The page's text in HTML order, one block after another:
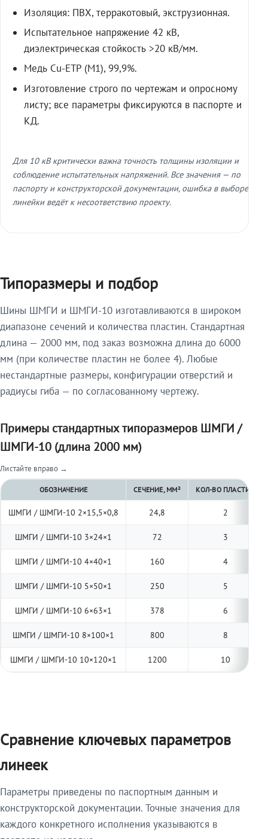
Изоляция: ПВХ, терракотовый, экструзионная.
Испытательное напряжение 42 кВ,
диэлектрическая стойкость >20 кВ/мм.
Медь Cu-ETP (M1), 99,9%.
Изготовление строго по чертежам и опросному
листу; все параметры фиксируются в паспорте и
КД.
Для 10 кВ критически важна точность толщины изоляции и
соблюдение испытательных напряжений. Все значения — по
паспорту и конструкторской документации, ошибка в выборе
линейки ведёт к несоответствию проекту.
Типоразмеры и подбор
Шины ШМГИ и ШМГИ-10 изготавливаются в широком
диапазоне сечений и количества пластин. Стандартная
длина — 2000 мм, под заказ возможна длина до 6000
мм (при количестве пластин не более 4). Любые
нестандартные размеры, конфигурации отверстий и
радиусы гиба — по согласованному чертежу.
Примеры стандартных типоразмеров ШМГИ /
ШМГИ-10 (длина 2000 мм)
Листайте вправо →
ОБОЗНАЧЕНИЕ СЕЧЕНИЕ, ММ² КОЛ-ВО ПЛАСТИН
ШМГИ / ШМГИ-10 2×15,5×0,8 24,8 2
ШМГИ / ШМГИ-10 3×24×1 72 3
ШМГИ / ШМГИ-10 4×40×1 160 4
ШМГИ / ШМГИ-10 5×50×1 250 5
ШМГИ / ШМГИ-10 6×63×1 378 6
ШМГИ / ШМГИ-10 8×100×1 800 8
ШМГИ / ШМГИ-10 10×120×1 1200 10
Сравнение ключевых параметров
линеек
Параметры приведены по паспортным данным и
конструкторской документации. Точные значения для
каждого конкретного исполнения указываются в